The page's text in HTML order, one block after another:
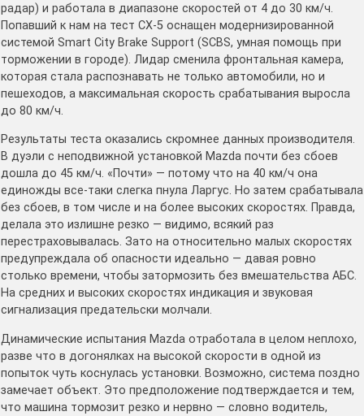
радар) и работала в диапазоне скоростей от 4 до 30 км/ч.
Попавший к нам на тест CX-5 оснащен модернизированной
системой Smart City Brake Support (SCBS, умная помощь при
торможении в городе). Лидар сменила фронтальная камера,
которая стала распознавать не только автомобили, но и
пешеходов, а максимальная скорость срабатывания выросла
до 80 км/ч.
Результаты теста оказались скромнее данных производителя.
В дуэли с неподвижной установкой Mazda почти без сбоев
дошла до 45 км/ч. «Почти» — потому что на 40 км/ч она
единожды все-таки слегка пнула Ларгус. Но затем срабатывала
без сбоев, в том числе и на более высоких скоростях. Правда,
делала это излишне резко — видимо, всякий раз
перестраховывалась. Зато на относительно малых скоростях
предупреждала об опасности идеально — давая ровно
столько времени, чтобы затормозить без вмешательства АБС.
На средних и высоких скоростях индикация и звуковая
сигнализация предательски молчали.
Динамические испытания Mazda отработала в целом неплохо,
разве что в догонялках на высокой скорости в одной из
попыток чуть коснулась установки. Возможно, система поздно
замечает объект. Это предположение подтверждается и тем,
что машина тормозит резко и нервно — словно водитель,